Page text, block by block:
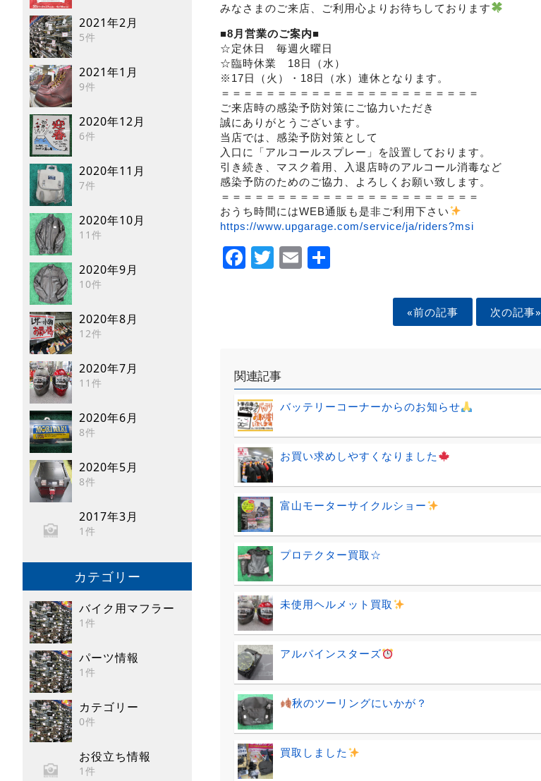
2021年2月
5件
2021年1月
9件
2020年12月
6件
2020年11月
7件
2020年10月
11件
2020年9月
10件
2020年8月
12件
2020年7月
11件
2020年6月
8件
2020年5月
8件
2017年3月
1件
カテゴリー
バイク用マフラー
1件
パーツ情報
1件
カテゴリー
0件
お役立ち情報
1件
みなさまのご来店、ご利用心よりお待ちしております
■8月営業のご案内■
☆定休日 毎週火曜日
☆臨時休業 18日（水）
※17日（火）・18日（水）連休となります。
＝＝＝＝＝＝＝＝＝＝＝＝＝＝＝＝＝＝＝＝＝＝＝
ご来店時の感染予防対策にご協力いただき
誠にありがとうございます。
当店では、感染予防対策として
入口に「アルコールスプレー」を設置しております。
引き続き、マスク着用、入退店時のアルコール消毒など
感染予防のためのご協力、よろしくお願い致します。
＝＝＝＝＝＝＝＝＝＝＝＝＝＝＝＝＝＝＝＝＝＝＝
おうち時間にはWEB通販も是非ご利用下さい
https://www.upgarage.com/service/ja/riders?msi
Facebook
Twitter
Email
«前の記事 次の記事»
関連記事
バッテリーコーナーからのお知らせ
お買い求めしやすくなりました
富山モーターサイクルショー
プロテクター買取☆
未使用ヘルメット買取
アルパインスターズ
秋のツーリングにいかが？
買取しました